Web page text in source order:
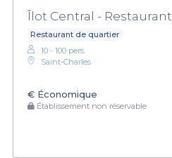
Îlot Central - Restaurant
Restaurant de quartier
10 - 100 pers.
Saint-Charles
€ Économique
Établissement non réservable